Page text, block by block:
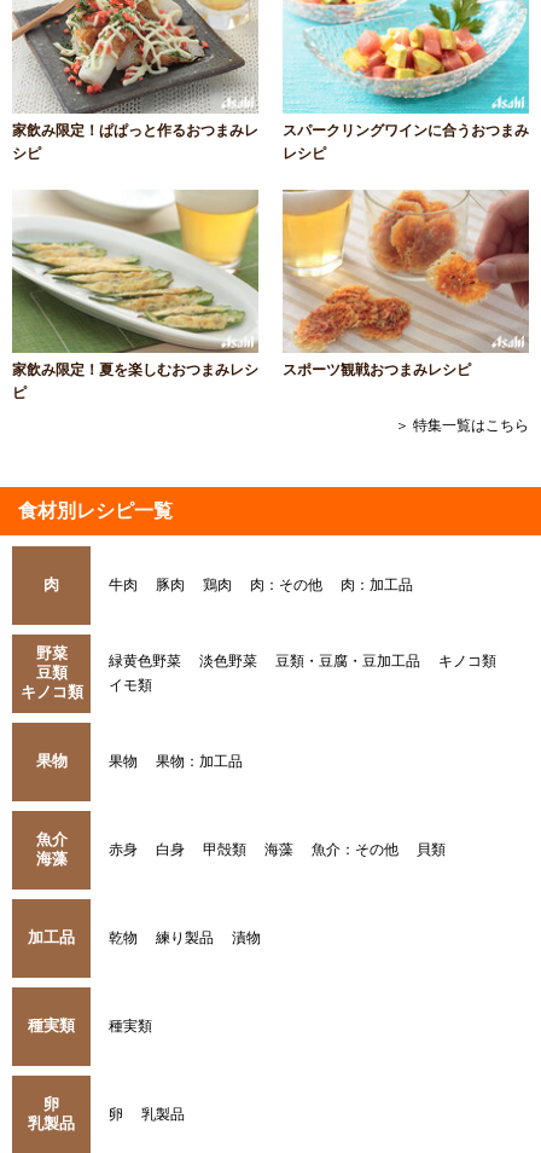
家飲み限定！ぱぱっと作るおつまみレ
シピ
スパークリングワインに合うおつまみ
レシピ
家飲み限定！夏を楽しむおつまみレシ
ピ
スポーツ観戦おつまみレシピ
＞ 特集一覧はこちら
食材別レシピ一覧
肉 牛肉 豚肉 鶏肉 肉：その他 肉：加工品
野菜
豆類
キノコ類
緑黄色野菜 淡色野菜 豆類・豆腐・豆加工品
キノコ類
イモ類
果物 果物 果物：加工品
魚介
海藻
赤身 白身 甲殻類 海藻 魚介：その他 貝類
加工品 乾物 練り製品 漬物
種実類 種実類
卵
乳製品
卵 乳製品